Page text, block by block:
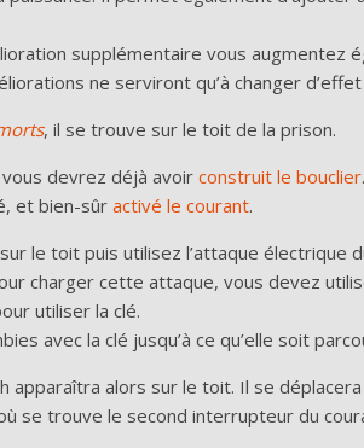
supplémentaire vous augmentez
ne serviront qu’à changer d’effet
, il se trouve sur le toit de la prison.
vous devrez déjà avoir construit le bouclier
et bien-sûr activé le courant.
le toit puis utilisez l’attaque électrique
charger cette attaque, vous devez
utiliser la clé.
avec la clé jusqu’à ce qu’elle soit
apparaîtra alors sur le toit. Il se
se trouve le second interrupteur du